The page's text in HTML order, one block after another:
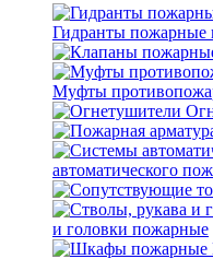
Гидранты пожарные
Муфты
автоматического
и головки пожарные